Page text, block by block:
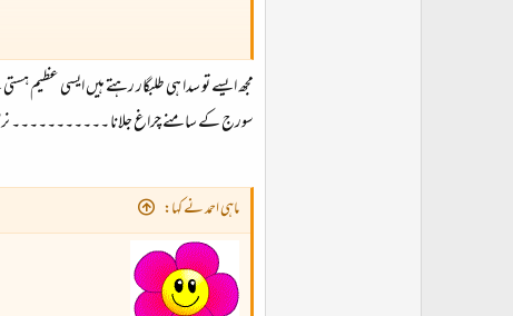
مجھ ایسے تو سدا ہی طلبگار رہتے ہیں ایسی
سورج کے سامنے چراغ جلانا ۔۔۔۔۔۔۔۔۔۔۔
ماہی احمد نے کہا: